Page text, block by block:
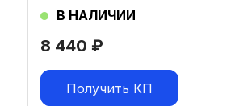
8 440 ₽
В НАЛИЧИИ
Получить КП